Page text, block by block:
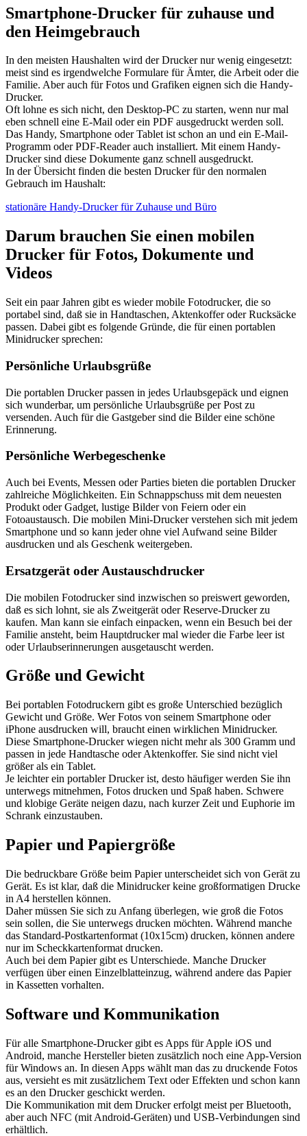
Smartphone-Drucker für zuhause und
den Heimgebrauch
In den meisten Haushalten wird der Drucker nur wenig eingesetzt:
meist sind es irgendwelche Formulare für Ämter, die Arbeit oder die
Familie. Aber auch für Fotos und Grafiken eignen sich die Handy-
Drucker.
Oft lohne es sich nicht, den Desktop-PC zu starten, wenn nur mal
eben schnell eine E-Mail oder ein PDF ausgedruckt werden soll.
Das Handy, Smartphone oder Tablet ist schon an und ein E-Mail-
Programm oder PDF-Reader auch installiert. Mit einem Handy-
Drucker sind diese Dokumente ganz schnell ausgedruckt.
In der Übersicht finden die besten Drucker für den normalen
Gebrauch im Haushalt:
stationäre Handy-Drucker für Zuhause und Büro
Darum brauchen Sie einen mobilen
Drucker für Fotos, Dokumente und
Videos
Seit ein paar Jahren gibt es wieder mobile Fotodrucker, die so
portabel sind, daß sie in Handtaschen, Aktenkoffer oder Rucksäcke
passen. Dabei gibt es folgende Gründe, die für einen portablen
Minidrucker sprechen:
Persönliche Urlaubsgrüße
Die portablen Drucker passen in jedes Urlaubsgepäck und eignen
sich wunderbar, um persönliche Urlaubsgrüße per Post zu
versenden. Auch für die Gastgeber sind die Bilder eine schöne
Erinnerung.
Persönliche Werbegeschenke
Auch bei Events, Messen oder Parties bieten die portablen Drucker
zahlreiche Möglichkeiten. Ein Schnappschuss mit dem neuesten
Produkt oder Gadget, lustige Bilder von Feiern oder ein
Fotoaustausch. Die mobilen Mini-Drucker verstehen sich mit jedem
Smartphone und so kann jeder ohne viel Aufwand seine Bilder
ausdrucken und als Geschenk weitergeben.
Ersatzgerät oder Austauschdrucker
Die mobilen Fotodrucker sind inzwischen so preiswert geworden,
daß es sich lohnt, sie als Zweitgerät oder Reserve-Drucker zu
kaufen. Man kann sie einfach einpacken, wenn ein Besuch bei der
Familie ansteht, beim Hauptdrucker mal wieder die Farbe leer ist
oder Urlaubserinnerungen ausgetauscht werden.
Größe und Gewicht
Bei portablen Fotodruckern gibt es große Unterschied bezüglich
Gewicht und Größe. Wer Fotos von seinem Smartphone oder
iPhone ausdrucken will, braucht einen wirklichen Minidrucker.
Diese Smartphone-Drucker wiegen nicht mehr als 300 Gramm und
passen in jede Handtasche oder Aktenkoffer. Sie sind nicht viel
größer als ein Tablet.
Je leichter ein portabler Drucker ist, desto häufiger werden Sie ihn
unterwegs mitnehmen, Fotos drucken und Spaß haben. Schwere
und klobige Geräte neigen dazu, nach kurzer Zeit und Euphorie im
Schrank einzustauben.
Papier und Papiergröße
Die bedruckbare Größe beim Papier unterscheidet sich von Gerät zu
Gerät. Es ist klar, daß die Minidrucker keine großformatigen Drucke
in A4 herstellen können.
Daher müssen Sie sich zu Anfang überlegen, wie groß die Fotos
sein sollen, die Sie unterwegs drucken möchten. Während manche
das Standard-Postkartenformat (10x15cm) drucken, können andere
nur im Scheckkartenformat drucken.
Auch bei dem Papier gibt es Unterschiede. Manche Drucker
verfügen über einen Einzelblatteinzug, während andere das Papier
in Kassetten vorhalten.
Software und Kommunikation
Für alle Smartphone-Drucker gibt es Apps für Apple iOS und
Android, manche Hersteller bieten zusätzlich noch eine App-Version
für Windows an. In diesen Apps wählt man das zu druckende Fotos
aus, versieht es mit zusätzlichem Text oder Effekten und schon kann
es an den Drucker geschickt werden.
Die Kommunikation mit dem Drucker erfolgt meist per Bluetooth,
aber auch NFC (mit Android-Geräten) und USB-Verbindungen sind
erhältlich.